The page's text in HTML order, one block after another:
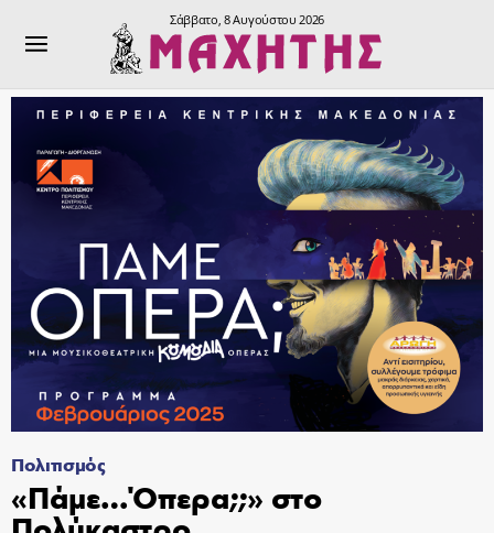
Σάββατο, 8 Αυγούστου 2026
Πολιτισμός
«Πάμε…Όπερα;;» στο